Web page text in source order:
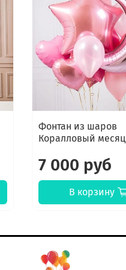
Фонтан из шаров
Коралловый месяц
7 000 руб
В корзину